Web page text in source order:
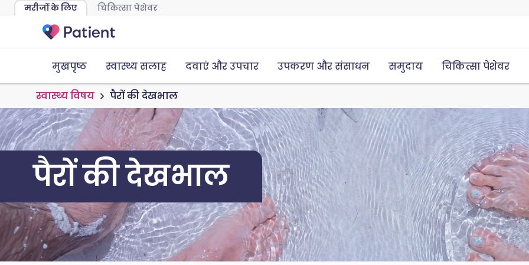
मरीजों के लिए चिकित्सा पेशेवर
मुखपृष्ठ स्वास्थ्य सलाह दवाएं और उपचार उपकरण और संसाधन समुदाय चिकित्सा पेशेवर
स्वास्थ्य विषय पैरों की देखभाल
पैरों की देखभाल